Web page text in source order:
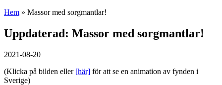
Hem » Massor med sorgmantlar!
Uppdaterad: Massor med sorgmantlar!
2021-08-20
(Klicka på bilden eller [här] för att se en animation av fynden i
Sverige)